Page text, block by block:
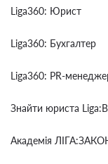
Liga360: Юрист
Liga360: Бухгалтер
Liga360: PR-
Знайти юриста
Академія